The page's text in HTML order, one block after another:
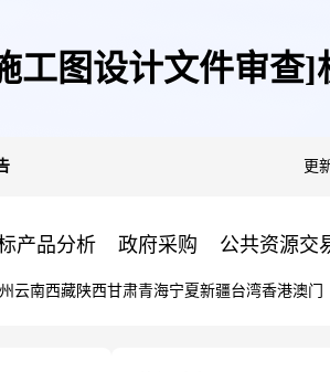
工图设计文件审查]
更
产品分析 政府采购 公共资源交
云南西藏陕西甘肃青海宁夏新疆台湾香港澳门